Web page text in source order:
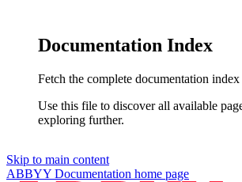
Documentation Index
Fetch the complete documentation index
Use this file to discover all available
exploring further.
Skip to main content
ABBYY Documentation home page